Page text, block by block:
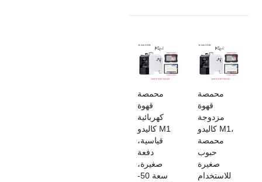
محمصة
قهوة
كهربائية
كاليدو M1
قياسية،
دفعة
صغيرة،
سعة 50-
محمصة
قهوة
مزدوجة
كاليدو M1،
محمصة
حبوب
صغيرة
للاستخدام